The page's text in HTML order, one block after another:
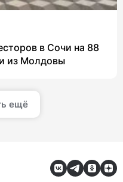
в Сочи на 88
из Молдовы
ещё